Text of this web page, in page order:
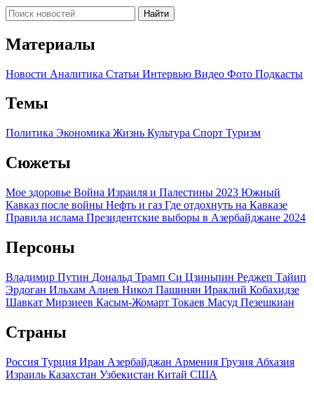
Найти
Материалы
Новости Аналитика Статьи Интервью Видео Фото Подкасты
Темы
Политика Экономика Жизнь Культура Спорт Туризм
Сюжеты
Мое здоровье Война Израиля и Палестины 2023 Южный
Кавказ после войны Нефть и газ Где отдохнуть на Кавказе
Правила ислама Президентские выборы в Азербайджане 2024
Персоны
Владимир Путин Дональд Трамп Си Цзиньпин Реджеп Тайип
Эрдоган Ильхам Алиев Никол Пашинян Ираклий Кобахидзе
Шавкат Мирзиеев Касым-Жомарт Токаев Масуд Пезешкиан
Страны
Россия Турция Иран Азербайджан Армения Грузия Абхазия
Израиль Казахстан Узбекистан Китай США